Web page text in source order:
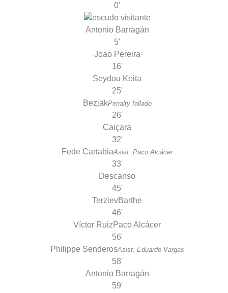
0'
Antonio Barragán
5'
Joao Pereira
16'
Seydou Keita
25'
BezjakPenalty fallado
26'
Caiçara
32'
Fede CartabiaAsist: Paco Alcácer
33'
Descanso
45'
TerzievBarthe
46'
Víctor RuizPaco Alcácer
56'
Philippe SenderosAsist: Eduardo Vargas
58'
Antonio Barragán
59'